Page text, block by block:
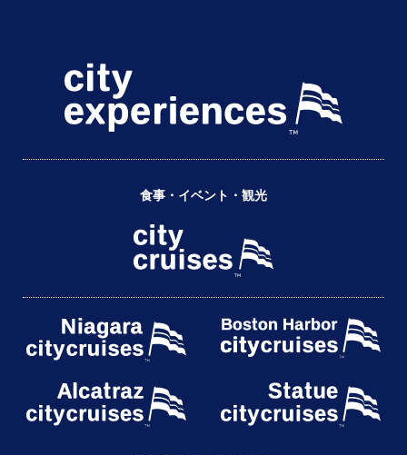
食事・イベント・観光